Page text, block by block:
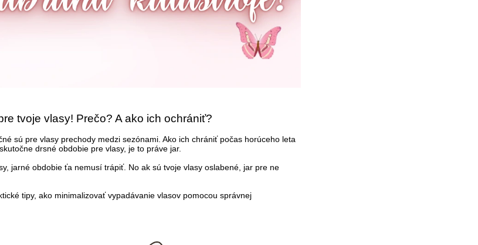
tvoje vlasy! Prečo? A ako ich ochrániť?
sú pre vlasy prechody medzi sezónami. Ako ich chrániť počas horúceho leta
drsné obdobie pre vlasy, je to práve jar.
jarné obdobie ťa nemusí trápiť. No ak sú tvoje vlasy oslabené, jar pre ne
tipy, ako minimalizovať vypadávanie vlasov pomocou správnej